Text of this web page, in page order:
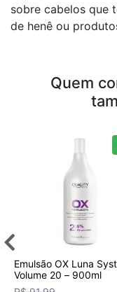
sobre cabelos que
de henê ou
Quem
Emulsão OX Luna
Volume 20 – 900ml